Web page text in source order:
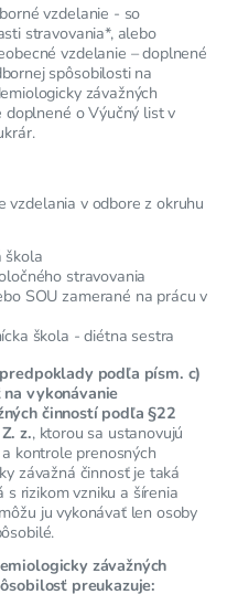
vzdelanie - so
stravovania*, alebo
vzdelanie – doplnené
spôsobilosti na
závažných
doplnené o Výučný list v
vzdelania v odbore z okruhu
škola
stravovania
SOU zamerané na prácu v
škola - diétna sestra
podľa písm. c)
vykonávanie
činností podľa §22
z., ktorou sa ustanovujú
kontrole prenosných
závažná činnosť je taká
rizikom vzniku a šírenia
ju vykonávať len osoby
závažných
preukazuje: